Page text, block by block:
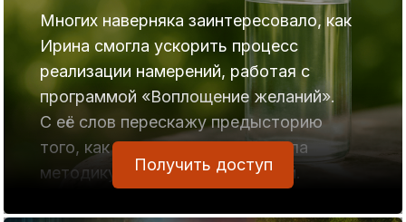
Программа, как вы помните, основана
на эффекте усвоения водой информации
при её фазовом превращении из
твёрдого состояния в жидкое. После
программирования воды содержащаяся
в ней информация переходит в
подсознание и в энергоинформационное
поле.
Многих наверняка заинтересовало, как
Ирина смогла ускорить процесс
реализации намерений, работая с
программой «Воплощение желаний».
С её слов перескажу предысторию
того, как она усовершенствовала
методику работы с программой.
Одним из её давних желаний было чаще
Получить доступ